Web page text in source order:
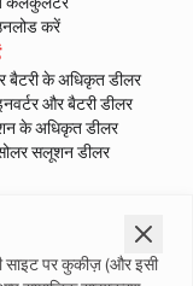
करें
बैटरी के अधिकृत डीलर
और बैटरी डीलर
के अधिकृत डीलर
सलूशन डीलर
साइट पर कुकीज़ (और इसी